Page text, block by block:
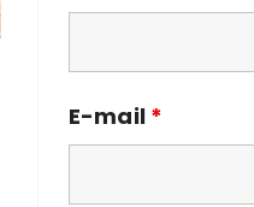
E-mail *